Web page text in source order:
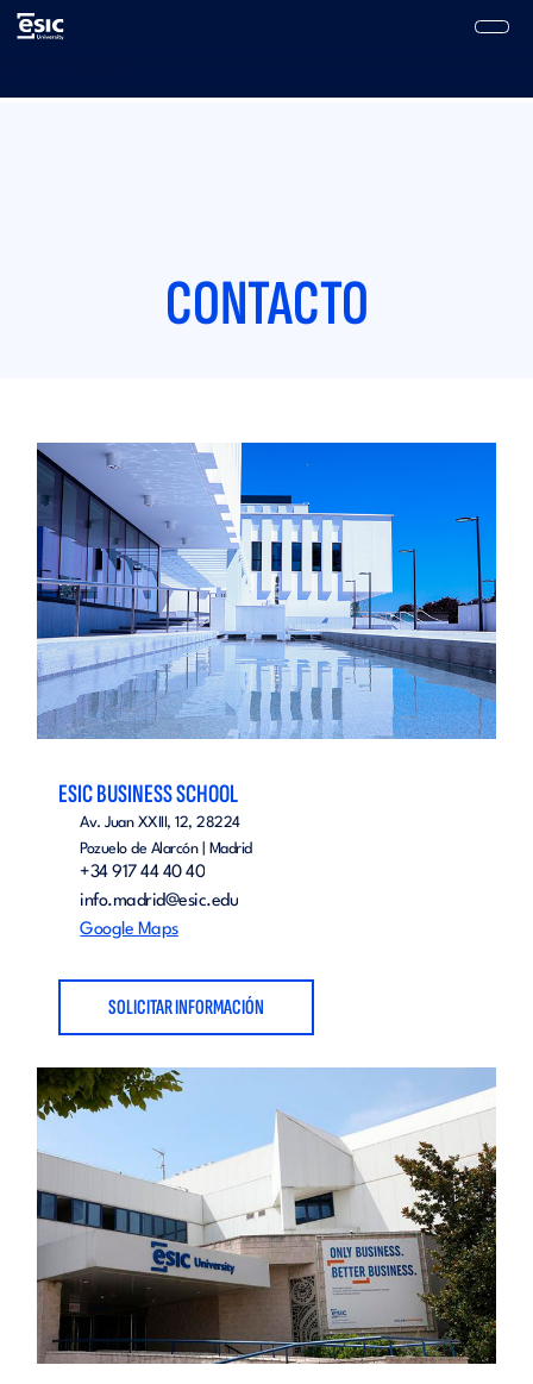
Pasar al contenido principal
CONTACTO
ESIC BUSINESS SCHOOL
Av. Juan XXIII, 12, 28224
Pozuelo de Alarcón | Madrid
+34 917 44 40 40
info.madrid@esic.edu
Google Maps
SOLICITAR INFORMACIÓN